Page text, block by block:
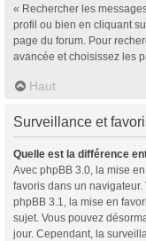
« Rechercher les
profil ou bien en cliquant
page du forum. Pour
avancée et choisissez les
Haut
Surveillance et
Quelle est la différence
Avec phpBB 3.0, la mise
favoris dans un navigateur.
phpBB 3.1, la mise en
sujet. Vous pouvez
jour. Cependant, la